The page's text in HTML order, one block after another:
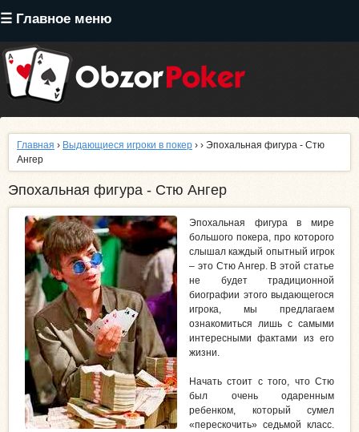
☰ Главное меню
содержанию
Главная › Выдающиеся игроки в покер › › Эпохальная фигура - Стю
Ангер
Эпохальная фигура - Стю Ангер
Эпохальная фигура в мире
большого покера, про которого
слышал каждый опытный игрок
– это Стю Ангер. В этой статье
не будет традиционной
биографии этого выдающегося
игрока, мы предлагаем
ознакомиться лишь с самыми
интересными фактами из его
жизни.
Начать стоит с того, что Стю
был очень одаренным
ребенком, который сумел
«перескочить» седьмой класс.